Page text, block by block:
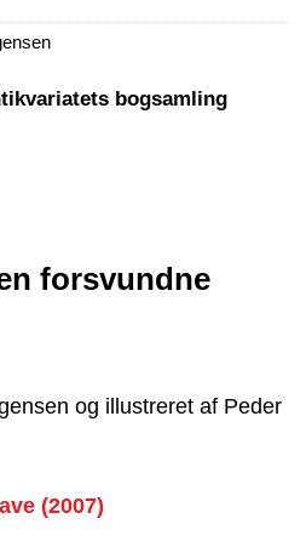
bogsamling
forsvundne
og illustreret af Peder
(2007)